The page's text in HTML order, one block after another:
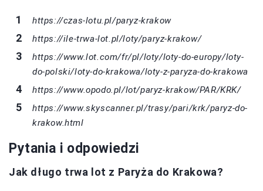
https://czas-lotu.pl/paryz-krakow
https://ile-trwa-lot.pl/loty/paryz-krakow/
https://www.lot.com/fr/pl/loty/loty-do-europy/loty-
do-polski/loty-do-krakowa/loty-z-paryza-do-krakowa
https://www.opodo.pl/lot/paryz-krakow/PAR/KRK/
https://www.skyscanner.pl/trasy/pari/krk/paryz-do-
krakow.html
Pytania i odpowiedzi
Jak długo trwa lot z Paryża do Krakowa?